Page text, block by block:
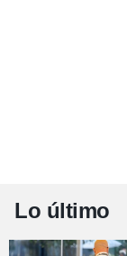
Lo último